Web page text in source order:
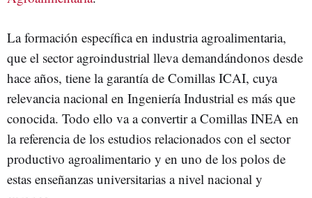
La formación específica en industria agroalimentaria,
que el sector agroindustrial lleva demandándonos desde
hace años, tiene la garantía de Comillas ICAI, cuya
relevancia nacional en Ingeniería Industrial es más que
conocida. Todo ello va a convertir a Comillas INEA en
la referencia de los estudios relacionados con el sector
productivo agroalimentario y en uno de los polos de
estas enseñanzas universitarias a nivel nacional y